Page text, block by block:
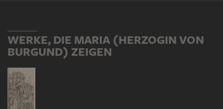
WERKE, DIE MARIA (HERZOGIN VON
BURGUND) ZEIGEN